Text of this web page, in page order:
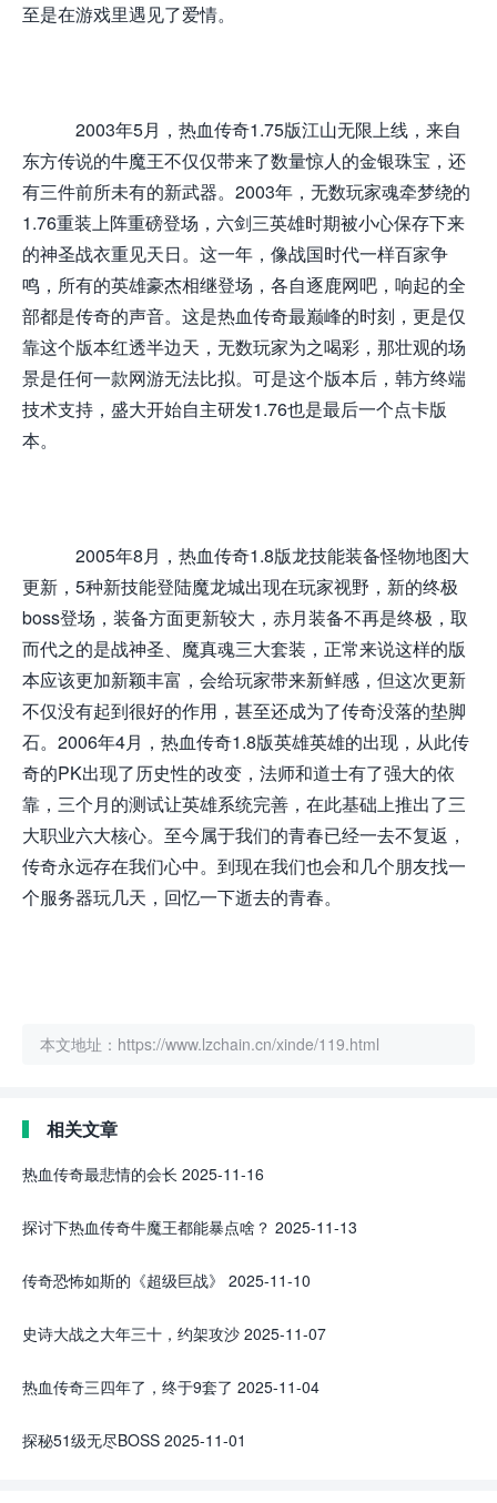
至是在游戏里遇见了爱情。
2003年5月，热血传奇1.75版江山无限上线，来自
东方传说的牛魔王不仅仅带来了数量惊人的金银珠宝，还
有三件前所未有的新武器。2003年，无数玩家魂牵梦绕的
1.76重装上阵重磅登场，六剑三英雄时期被小心保存下来
的神圣战衣重见天日。这一年，像战国时代一样百家争
鸣，所有的英雄豪杰相继登场，各自逐鹿网吧，响起的全
部都是传奇的声音。这是热血传奇最巅峰的时刻，更是仅
靠这个版本红透半边天，无数玩家为之喝彩，那壮观的场
景是任何一款网游无法比拟。可是这个版本后，韩方终端
技术支持，盛大开始自主研发1.76也是最后一个点卡版
本。
2005年8月，热血传奇1.8版龙技能装备怪物地图大
更新，5种新技能登陆魔龙城出现在玩家视野，新的终极
boss登场，装备方面更新较大，赤月装备不再是终极，取
而代之的是战神圣、魔真魂三大套装，正常来说这样的版
本应该更加新颖丰富，会给玩家带来新鲜感，但这次更新
不仅没有起到很好的作用，甚至还成为了传奇没落的垫脚
石。2006年4月，热血传奇1.8版英雄英雄的出现，从此传
奇的PK出现了历史性的改变，法师和道士有了强大的依
靠，三个月的测试让英雄系统完善，在此基础上推出了三
大职业六大核心。至今属于我们的青春已经一去不复返，
传奇永远存在我们心中。到现在我们也会和几个朋友找一
个服务器玩几天，回忆一下逝去的青春。
本文地址：https://www.lzchain.cn/xinde/119.html
相关文章
热血传奇最悲情的会长 2025-11-16
探讨下热血传奇牛魔王都能暴点啥？ 2025-11-13
传奇恐怖如斯的《超级巨战》 2025-11-10
史诗大战之大年三十，约架攻沙 2025-11-07
热血传奇三四年了，终于9套了 2025-11-04
探秘51级无尽BOSS 2025-11-01